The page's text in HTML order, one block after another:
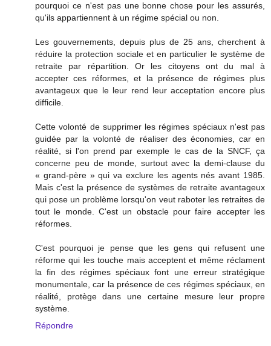
pourquoi ce n'est pas une bonne chose pour les assurés,
qu'ils appartiennent à un régime spécial ou non.
Les gouvernements, depuis plus de 25 ans, cherchent à
réduire la protection sociale et en particulier le système de
retraite par répartition. Or les citoyens ont du mal à
accepter ces réformes, et la présence de régimes plus
avantageux que le leur rend leur acceptation encore plus
difficile.
Cette volonté de supprimer les régimes spéciaux n'est pas
guidée par la volonté de réaliser des économies, car en
réalité, si l'on prend par exemple le cas de la SNCF, ça
concerne peu de monde, surtout avec la demi-clause du
« grand-père » qui va exclure les agents nés avant 1985.
Mais c'est la présence de systèmes de retraite avantageux
qui pose un problème lorsqu'on veut raboter les retraites de
tout le monde. C'est un obstacle pour faire accepter les
réformes.
C'est pourquoi je pense que les gens qui refusent une
réforme qui les touche mais acceptent et même réclament
la fin des régimes spéciaux font une erreur stratégique
monumentale, car la présence de ces régimes spéciaux, en
réalité, protège dans une certaine mesure leur propre
système.
Répondre